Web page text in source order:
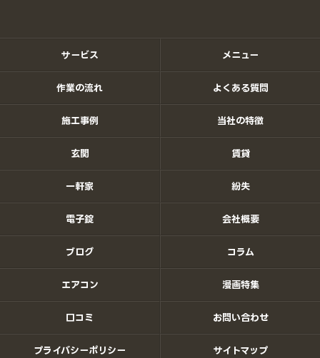
サービス メニュー
作業の流れ よくある質問
施工事例 当社の特徴
玄関 賃貸
一軒家 紛失
電子錠 会社概要
ブログ コラム
エアコン 漫画特集
口コミ お問い合わせ
プライバシーポリシー サイトマップ